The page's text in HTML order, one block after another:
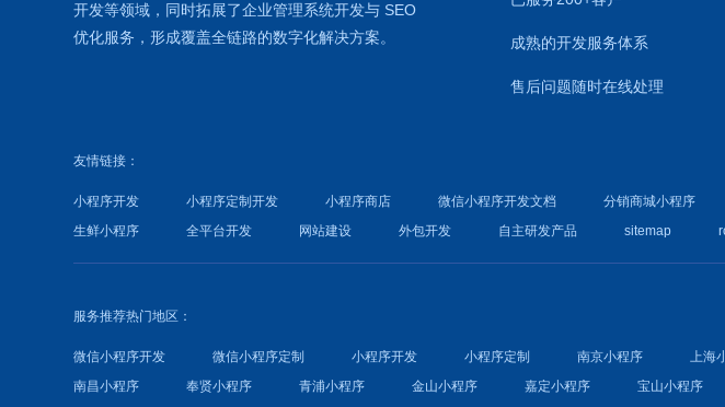
开发等领域，同时拓展了企业管理系统开发与 SEO
优化服务，形成覆盖全链路的数字化解决方案。 成熟的开发服务体系
售后问题随时在线处理
友情链接：
小程序开发 小程序定制开发 小程序商店 微信小程序开发文档 分销商城小程序
生鲜小程序
全平台开发 网站建设 外包开发 自主研发产品 sitemap
服务推荐热门地区：
微信小程序开发 微信小程序定制 小程序开发 小程序定制 南京小程序 上海
南昌小程序
奉贤小程序 青浦小程序 金山小程序 嘉定小程序 宝山小程序